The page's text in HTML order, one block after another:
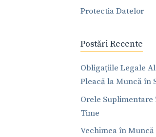
Protectia Datelor
Postări Recente
Obligațiile Legale
Pleacă la Muncă în
Orele
Time
Vechimea în